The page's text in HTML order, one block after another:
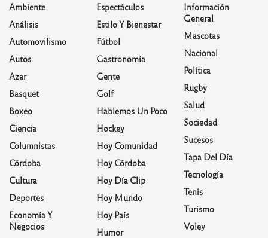
Ambiente
Análisis
Automovilismo
Autos
Azar
Basquet
Boxeo
Ciencia
Columnistas
Córdoba
Cultura
Deportes
Economía Y
Negocios
Espectáculos
Estilo Y Bienestar
Fútbol
Gastronomía
Gente
Golf
Hablemos Un Poco
Hockey
Hoy Comunidad
Hoy Córdoba
Hoy Día Clip
Hoy Mundo
Hoy País
Humor
Información
General
Mascotas
Nacional
Política
Rugby
Salud
Sociedad
Sucesos
Tapa Del Día
Tecnología
Tenis
Turismo
Voley